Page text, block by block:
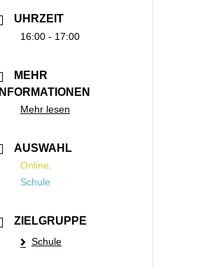
UHRZEIT
16:00 - 17:00
MEHR
INFORMATIONEN
Mehr lesen
AUSWAHL
Online,
Schule
ZIELGRUPPE
Schule